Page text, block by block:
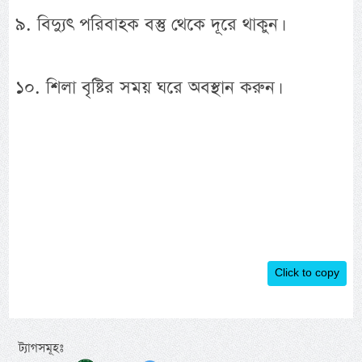
৯. বিদ্যুৎ পরিবাহক বস্তু থেকে দূরে থাকুন।
১০. শিলা বৃষ্টির সময় ঘরে অবস্থান করুন।
Click to copy
ট্যাগসমূহঃ